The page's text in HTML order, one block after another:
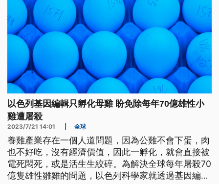
以色列基因編輯只孵化母雞 盼免除每年70億雄性小
雞遭屠殺
2023/7/21 14:01 全球
養雞產業存在一個人道問題，因為公雞不會下蛋，肉
也不好吃，沒有經濟價值，因此一孵化，就會直接被
電死悶死，或是活生生絞碎。為解決全球每年屠殺70
億隻雄性雛雞的問題，以色列科學家就透過基因編